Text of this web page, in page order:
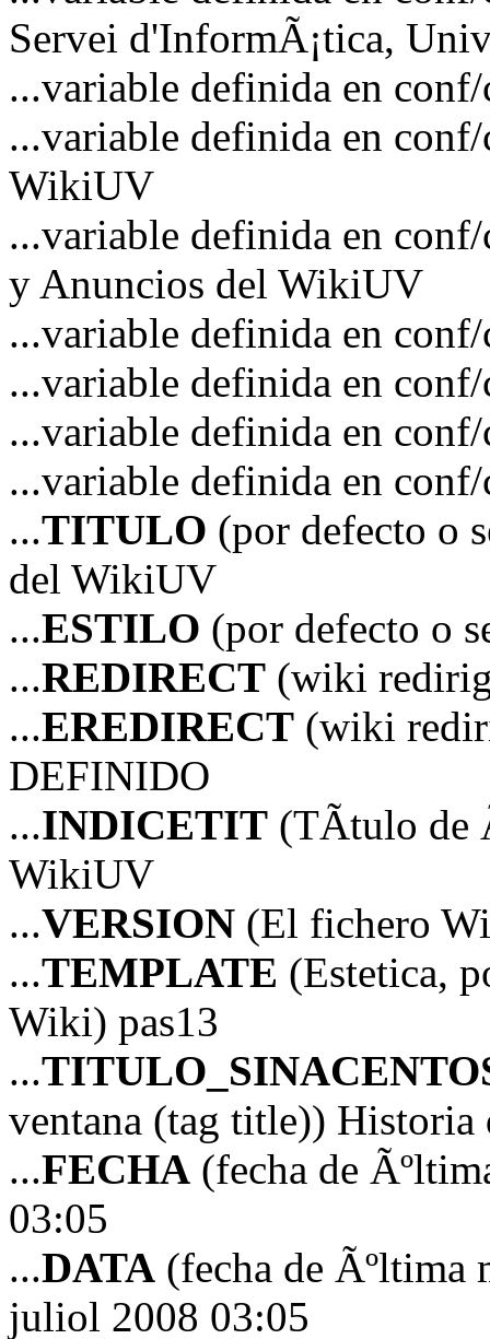
Servei d'InformÃ¡tica,
...variable definida en
...variable definida en
WikiUV
...variable definida en
y Anuncios del WikiUV
...variable definida en
...variable definida en
...variable definida en
...variable definida en
...TITULO (por defecto o
del WikiUV
...ESTILO (por defecto o
...REDIRECT (wiki
...EREDIRECT (wiki
DEFINIDO
...INDICETIT (TÃ­tulo de
WikiUV
...VERSION (El fichero
...TEMPLATE (Estetica,
Wiki) pas13
...
ventana (tag title))
...FECHA (fecha de
03:05
...DATA (fecha de Ãºltima
juliol 2008 03:05